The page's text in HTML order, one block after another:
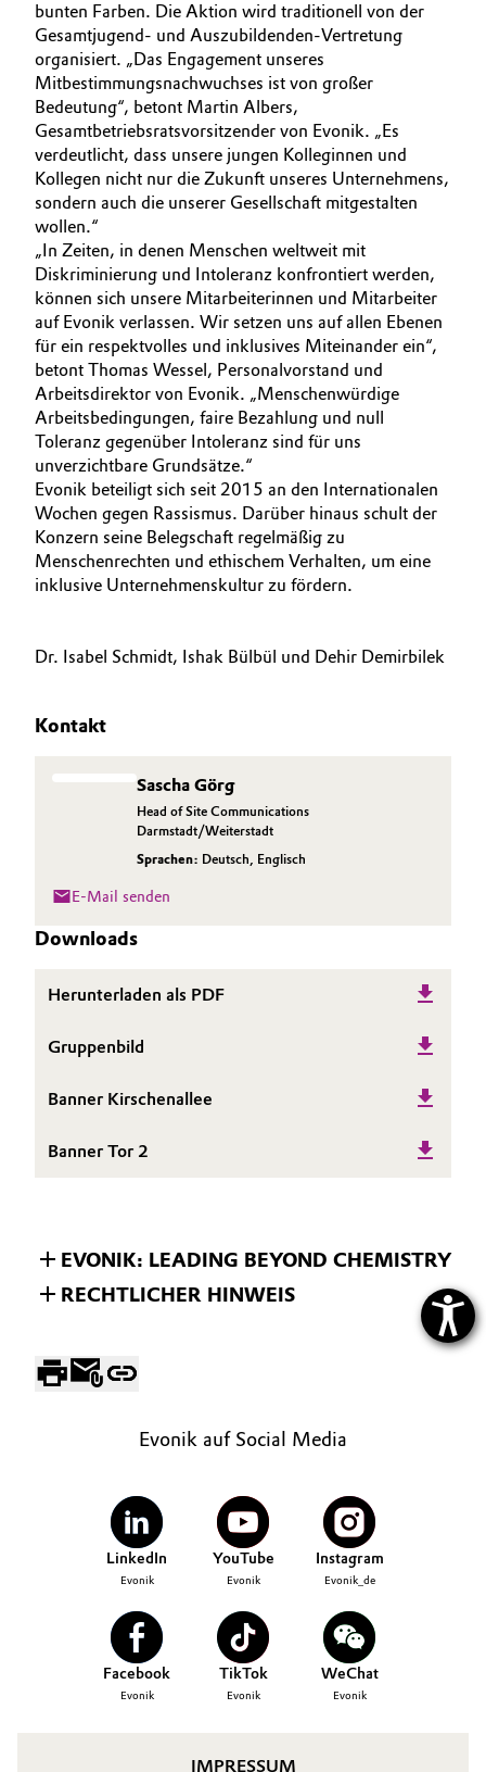
bunten Farben. Die Aktion wird traditionell von der
Gesamtjugend- und Auszubildenden-Vertretung
organisiert. „Das Engagement unseres
Mitbestimmungsnachwuchses ist von großer
Bedeutung“, betont Martin Albers,
Gesamtbetriebsratsvorsitzender von Evonik. „Es
verdeutlicht, dass unsere jungen Kolleginnen und
Kollegen nicht nur die Zukunft unseres Unternehmens,
sondern auch die unserer Gesellschaft mitgestalten
wollen.“
„In Zeiten, in denen Menschen weltweit mit
Diskriminierung und Intoleranz konfrontiert werden,
können sich unsere Mitarbeiterinnen und Mitarbeiter
auf Evonik verlassen. Wir setzen uns auf allen Ebenen
für ein respektvolles und inklusives Miteinander ein“,
betont Thomas Wessel, Personalvorstand und
Arbeitsdirektor von Evonik. „Menschenwürdige
Arbeitsbedingungen, faire Bezahlung und null
Toleranz gegenüber Intoleranz sind für uns
unverzichtbare Grundsätze.“
Evonik beteiligt sich seit 2015 an den Internationalen
Wochen gegen Rassismus. Darüber hinaus schult der
Konzern seine Belegschaft regelmäßig zu
Menschenrechten und ethischem Verhalten, um eine
inklusive Unternehmenskultur zu fördern.
Dr. Isabel Schmidt, Ishak Bülbül und Dehir Demirbilek
Kontakt
Sascha Görg
Head of Site Communications
Darmstadt/Weiterstadt
Sprachen: Deutsch, Englisch
E-Mail senden
Downloads
Herunterladen als PDF
Gruppenbild
Banner Kirschenallee
Banner Tor 2
EVONIK: LEADING BEYOND CHEMISTRY
RECHTLICHER HINWEIS
Evonik auf Social Media
LinkedIn
Evonik
YouTube
Evonik
Instagram
Evonik_de
Facebook
Evonik
TikTok
Evonik
WeChat
Evonik
IMPRESSUM